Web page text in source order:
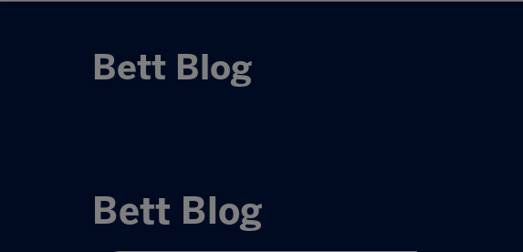
Bett Blog
Bett Blog